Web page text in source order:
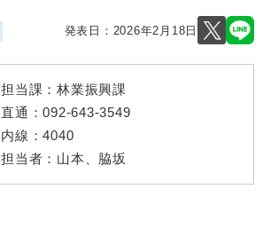
発表日： 2026年2月18日
担当課： 林業振興課
直通：092-643-3549
内線：4040
担当者： 山本、脇坂